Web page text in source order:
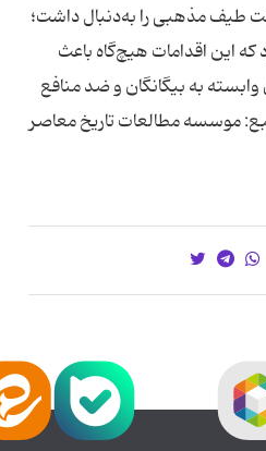
طیف مذهبی را به‌دنبال داشت؛
این اقدامات هیچ‌گاه باعث
به بیگانگان و ضد منافع
موسسه مطالعات تاریخ معاصر